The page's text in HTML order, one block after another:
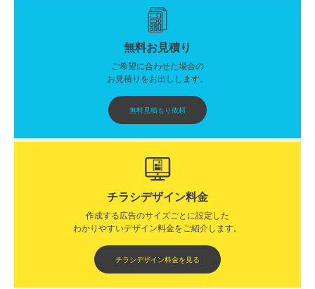
無料お見積り
ご希望に合わせた場合の
お見積りをお出しします。
無料見積もり依頼
チラシデザイン料金
作成する広告のサイズごとに設定した
わかりやすいデザイン料金をご紹介します。​​
チラシデザイン料金を見る